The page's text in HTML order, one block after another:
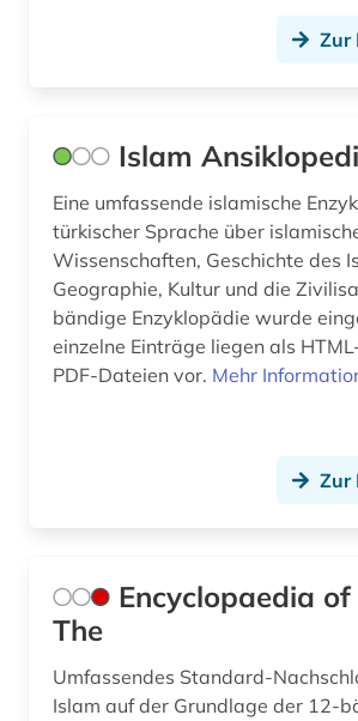
Zur
Islam
Eine umfassende islamische
türkischer Sprache über
Wissenschaften, Geschichte des
Geographie, Kultur und die Zivilisation.
bändige Enzyklopädie wurde
einzelne Einträge liegen als
PDF-Dateien vor. Mehr
Zur
Encyclopaedia
The
Umfassendes Standard-
Islam auf der Grundlage der 12-